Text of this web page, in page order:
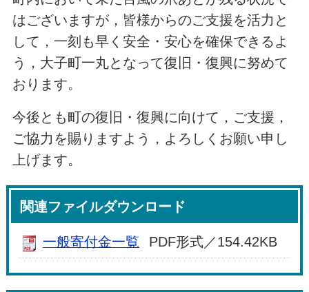
はございますが，皆様からのご支援を活力と
して，一刻も早く安全・安心を確保できるよ
う，大子町一丸となって復旧・復興に努めて
おります。
今後とも町の復旧・復興に向けて，ご支援，
ご協力を賜りますよう，よろしくお願い申し
上げます。
関連ファイルダウンロード
一般寄付金一覧 PDF形式／154.42KB